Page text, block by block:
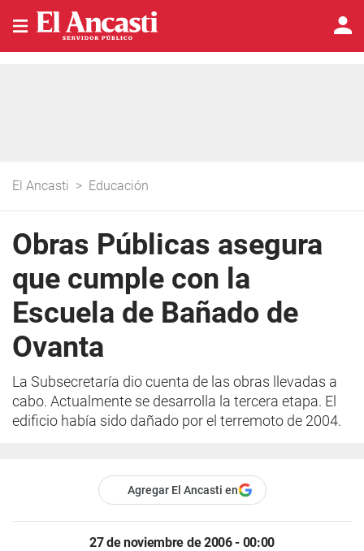
El Ancasti > Educación
Obras Públicas asegura
que cumple con la
Escuela de Bañado de
Ovanta
La Subsecretaría dio cuenta de las obras llevadas a
cabo. Actualmente se desarrolla la tercera etapa. El
edificio había sido dañado por el terremoto de 2004.
Agregar El Ancasti en
27 de noviembre de 2006 - 00:00